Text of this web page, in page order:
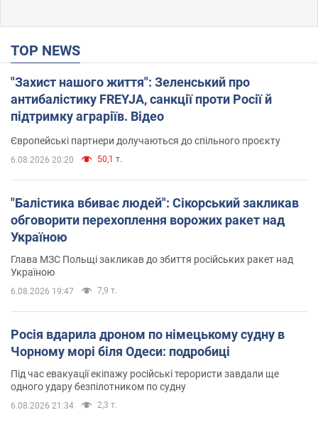
TOP NEWS
"Захист нашого життя": Зеленський про
антибалістику FREYJA, санкції проти Росії й
підтримку аграріїв. Відео
Європейські партнери долучаються до спільного проєкту
6.08.2026 20:20 50,1 т.
"Балістика вбиває людей": Сікорський закликав
обговорити перехоплення ворожих ракет над
Україною
Глава МЗС Польщі закликав до збиття російських ракет над
Україною
6.08.2026 19:47 7,9 т.
Росія вдарила дроном по німецькому судну в
Чорному морі біля Одеси: подробиці
Під час евакуації екіпажу російські терористи завдали ще
одного удару безпілотником по судну
6.08.2026 21:34 2,3 т.